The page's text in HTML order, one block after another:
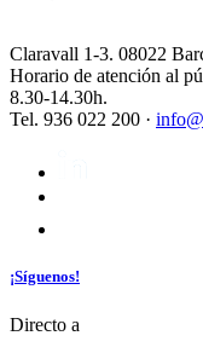
Claravall 1-3. 08022
Horario de atención al
8.30-14.30h.
Tel. 936 022 200 ·
¡Síguenos!
Directo a